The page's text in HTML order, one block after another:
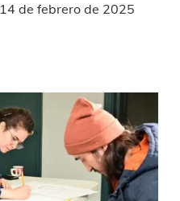
14 de febrero de 2025